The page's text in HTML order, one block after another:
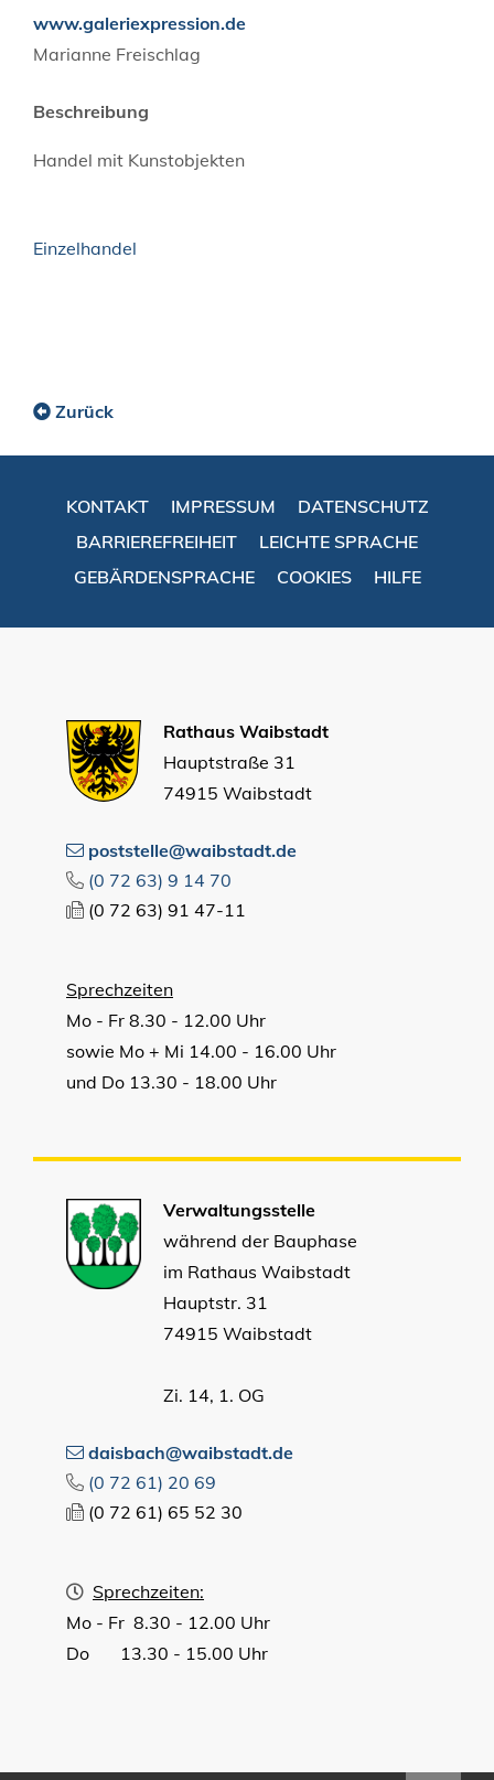
www.galeriexpression.de
Marianne Freischlag
Beschreibung
Handel mit Kunstobjekten
Einzelhandel
Zurück
KONTAKT IMPRESSUM
DATENSCHUTZ
BARRIEREFREIHEIT
LEICHTE SPRACHE
GEBÄRDENSPRACHE
COOKIES HILFE
Rathaus Waibstadt
Hauptstraße 31
74915 Waibstadt
poststelle@waibstadt.de
(0 72 63) 9 14 70
(0 72 63) 91 47-11
Sprechzeiten
Mo - Fr 8.30 - 12.00 Uhr
sowie Mo + Mi 14.00 - 16.00 Uhr
und Do 13.30 - 18.00 Uhr
Verwaltungsstelle
während der Bauphase
im Rathaus Waibstadt
Hauptstr. 31
74915 Waibstadt
Zi. 14, 1. OG
daisbach@waibstadt.de
(0 72 61) 20 69
(0 72 61) 65 52 30
Sprechzeiten:
Mo - Fr 8.30 - 12.00 Uhr
Do 13.30 - 15.00 Uhr